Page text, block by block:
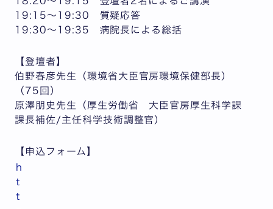
19:15〜19:30 質疑応答
19:30〜19:35 病院長による総括
【登壇者】
伯野春彦先生（環境省大臣官房環境保健部長）
（75回）
原澤朋史先生（厚生労働省 大臣官房厚生科学課
課長補佐/主任科学技術調整官）
【申込フォーム】
h
t
t